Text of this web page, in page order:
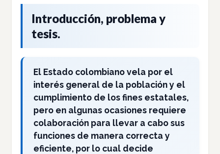
Introducción, problema y
tesis.
El Estado colombiano vela por el
interés general de la población y el
cumplimiento de los fines estatales,
pero en algunas ocasiones requiere
colaboración para llevar a cabo sus
funciones de manera correcta y
eficiente, por lo cual decide